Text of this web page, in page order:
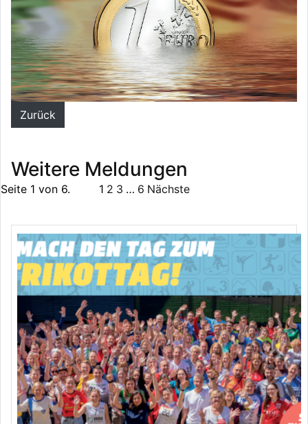
Zurück
Weitere Meldungen
Seite 1 von 6. 1 2 3 … 6 Nächste